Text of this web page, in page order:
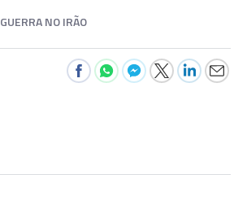
GUERRA NO IRÃO